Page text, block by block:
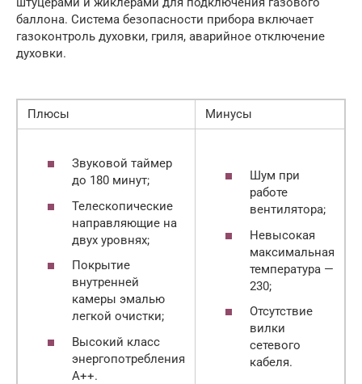
баллона. Система безопасности прибора включает
газоконтроль духовки, гриля, аварийное отключение
духовки.
Плюсы Минусы
Звуковой таймер
до 180 минут;
Телескопические
направляющие на
двух уровнях;
Покрытие
внутренней
камеры эмалью
легкой очистки;
Высокий класс
энергопотребления
А++.
Шум при
работе
вентилятора;
Невысокая
максимальная
температура —
230;
Отсутствие
вилки
сетевого
кабеля.